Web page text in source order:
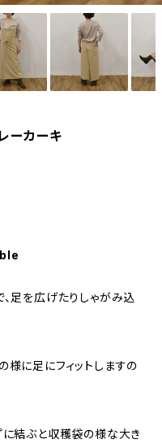
カーキ
足を広げたりしゃがみ込
に足にフィットしますの
に結ぶと収穫袋の様な大き